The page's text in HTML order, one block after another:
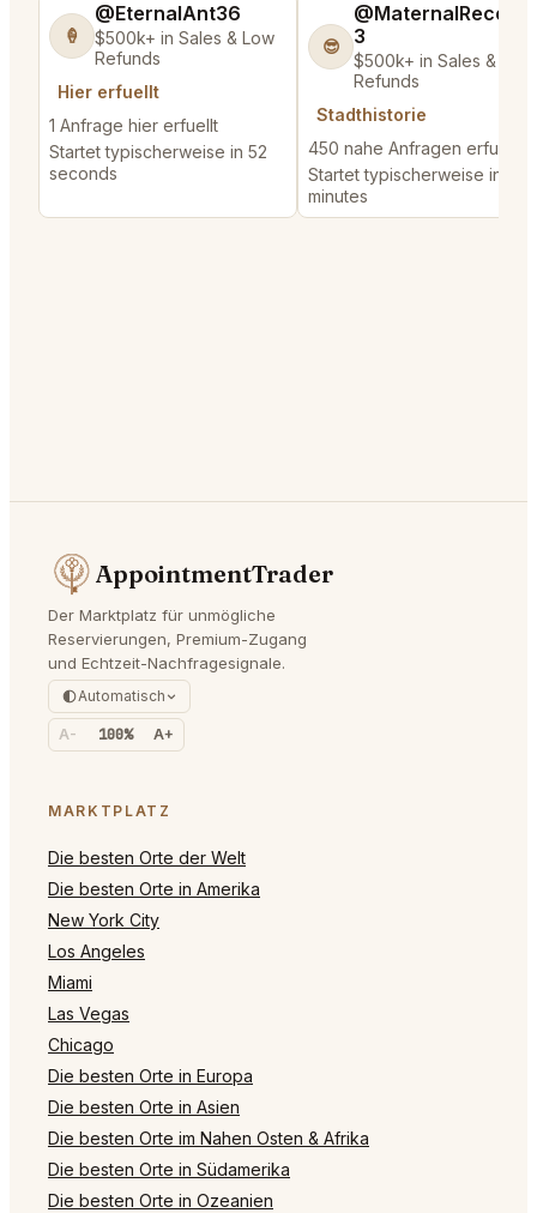
🍦
@EternalAnt36
$500k+ in Sales & Low
Refunds
Hier erfuellt
1 Anfrage hier erfuellt
Startet typischerweise in 52
seconds
😎
3
$500k+ in Sales & Low
Refunds
Stadthistorie
450 nahe Anfragen erfuellt
Startet typischerweise in 2
minutes
AppointmentTrader
Der Marktplatz für unmögliche
Reservierungen, Premium-Zugang
und Echtzeit-Nachfragesignale.
Automatisch
A- 100% A+
MARKTPLATZ
Die besten Orte der Welt
Die besten Orte in Amerika
New York City
Los Angeles
Miami
Las Vegas
Chicago
Die besten Orte in Europa
Die besten Orte in Asien
Die besten Orte im Nahen Osten & Afrika
Die besten Orte in Südamerika
Die besten Orte in Ozeanien